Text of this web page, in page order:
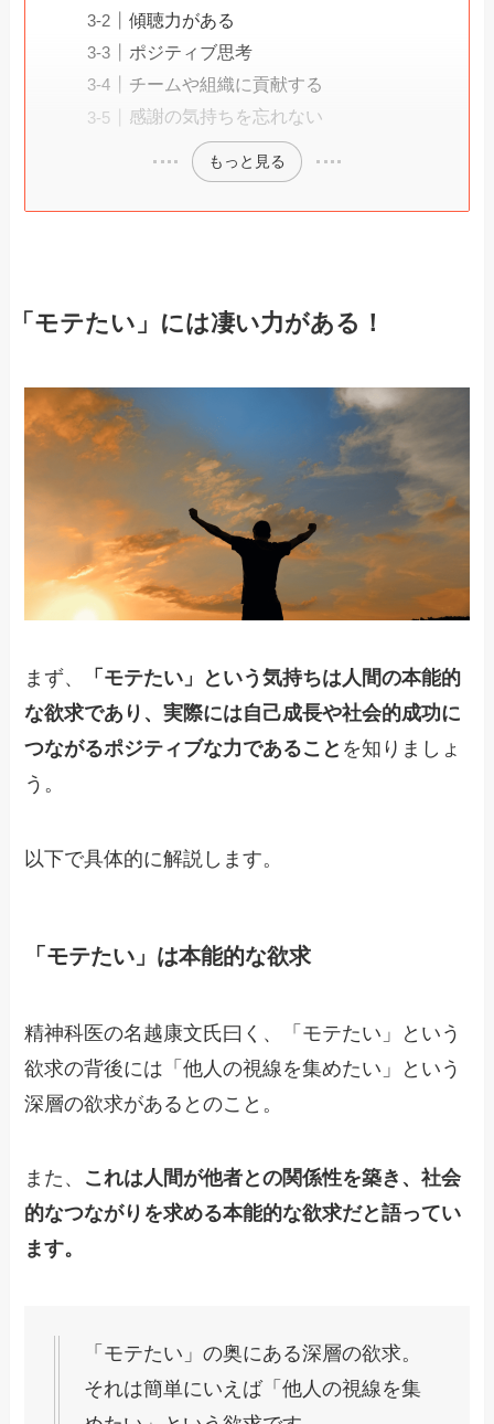
傾聴力がある
ポジティブ思考
チームや組織に貢献する
感謝の気持ちを忘れない
もっと見る
「モテたい」には凄い力がある！
まず、
「モテたい」という気持ちは人間の本能的
な欲求であり、実際には自己成長や社会的成功に
つながるポジティブな力であること を知りましょ
う。
以下で具体的に解説します。
「モテたい」は本能的な欲求
精神科医の名越康文氏曰く、「モテたい」という
欲求の背後には「他人の視線を集めたい」という
深層の欲求があるとのこと。
また、 これは人間が他者との関係性を築き、社会
的なつながりを求める本能的な欲求だと語ってい
ます。
「モテたい」の奥にある深層の欲求。
それは簡単にいえば「他人の視線を集